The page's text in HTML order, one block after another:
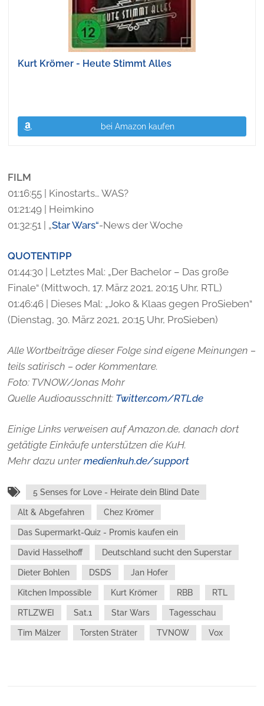
Kurt Krömer - Heute Stimmt Alles
bei Amazon kaufen
FILM
01:16:55 | Kinostarts… WAS?
01:21:49 | Heimkino
01:32:51 | „Star Wars“-News der Woche
QUOTENTIPP
01:44:30 | Letztes Mal: „Der Bachelor – Das große
Finale“ (Mittwoch, 17. März 2021, 20:15 Uhr, RTL)
01:46:46 | Dieses Mal: „Joko & Klaas gegen ProSieben“
(Dienstag, 30. März 2021, 20:15 Uhr, ProSieben)
Alle Wortbeiträge dieser Folge sind eigene Meinungen –
teils satirisch – oder Kommentare.
Foto: TVNOW/Jonas Mohr
Quelle Audioausschnitt: Twitter.com/RTLde
Einige Links verweisen auf Amazon.de, danach dort
getätigte Einkäufe unterstützen die KuH.
Mehr dazu untermedienkuh.de/support
5 Senses for Love - Heirate dein Blind Date
Alt & Abgefahren Chez Krömer
Das Supermarkt-Quiz - Promis kaufen ein
David Hasselhoff Deutschland sucht den Superstar
Dieter Bohlen DSDS Jan Hofer
Kitchen Impossible Kurt Krömer RBB RTL
RTLZWEI Sat.1 Star Wars Tagesschau
Tim Mälzer Torsten Sträter TVNOW Vox